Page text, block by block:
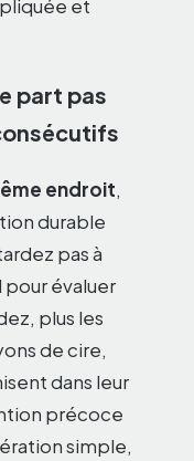
et
part pas
endroit,
durable
pas à
évaluer
plus les
de cire,
dans leur
précoce
simple,